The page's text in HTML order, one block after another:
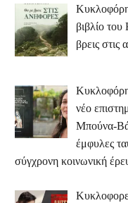
βιβλίο
βρεις στις
νέο
Μπούνα-
έμφυλες
σύγχρονη κοινωνική